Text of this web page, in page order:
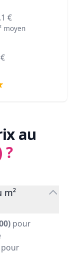
€
moyen
€
au
?
m²
pour
pour